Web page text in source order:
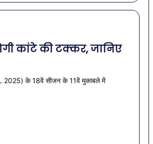
कांटे की टक्कर, जानिए
2025) के 18वें सीजन के 11वें मुकाबले में